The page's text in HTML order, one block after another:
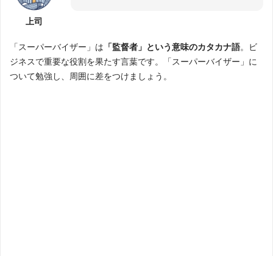
上司
「スーパーバイザー」は 「監督者」という意味のカタカナ語。ビ
ジネスで重要な役割を果たす言葉です。「スーパーバイザー」に
ついて勉強し、周囲に差をつけましょう。